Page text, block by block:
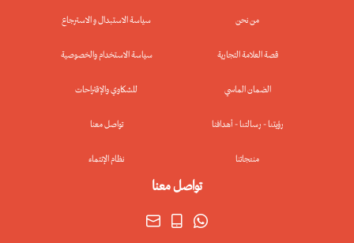
من نحن
قصة العلامة التجارية
الضمان الماسي
رؤيتنا - رسالتنا - أهدافنا
منتجاتنا
سياسة الاستبدال و الاسترجاع
سياسة الاستخدام والخصوصية
للشكاوي والإقتراحات
تواصل معنا
نظام الإنتماء